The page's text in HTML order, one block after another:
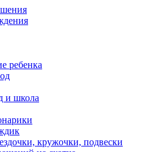
ребенка
и школа
кружочки, подвески